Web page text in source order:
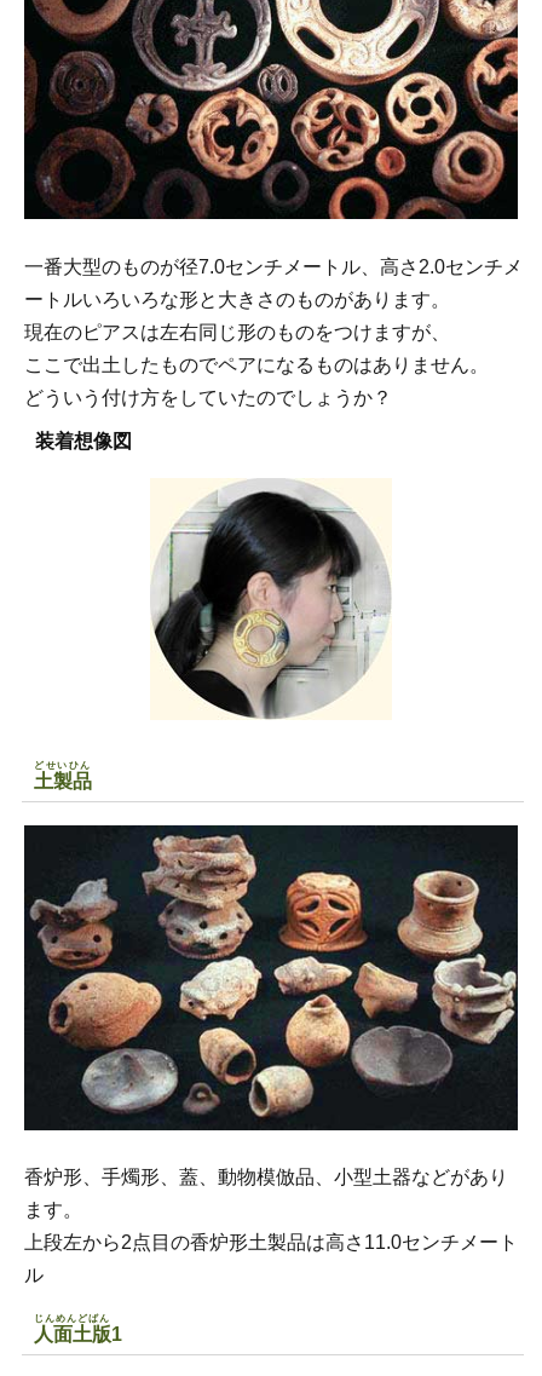
一番大型のものが径7.0センチメートル、高さ2.0センチメ
ートルいろいろな形と大きさのものがあります。
現在のピアスは左右同じ形のものをつけますが、
ここで出土したものでペアになるものはありません。
どういう付け方をしていたのでしょうか？
装着想像図
土製品
どせいひん
香炉形、手燭形、蓋、動物模倣品、小型土器などがあり
ます。
上段左から2点目の香炉形土製品は高さ11.0センチメート
ル
人面土版
じんめんどばん
1